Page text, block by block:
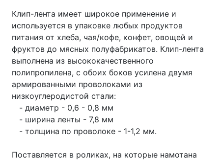
Клип-лента имеет широкое применение и
используется в упаковке любых продуктов
питания от хлеба, чая/кофе, конфет, овощей и
фруктов до мясных полуфабрикатов. Клип-лента
выполнена из высококачественного
полипропилена, с обоих боков усилена двумя
армированными проволоками из
низкоуглеродистой стали:
- диаметр - 0,6 - 0,8 мм
- ширина ленты - 7,8 мм
- толщина по проволоке - 1-1,2 мм.
Поставляется в роликах, на которые намотана